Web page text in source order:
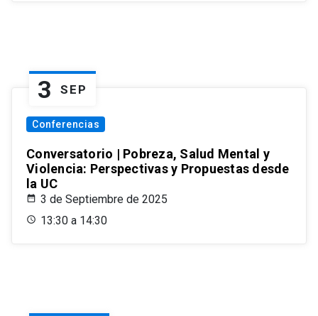
3 SEP
Conferencias
Conversatorio | Pobreza, Salud Mental y
Violencia: Perspectivas y Propuestas desde
la UC
3 de Septiembre de 2025
13:30 a 14:30